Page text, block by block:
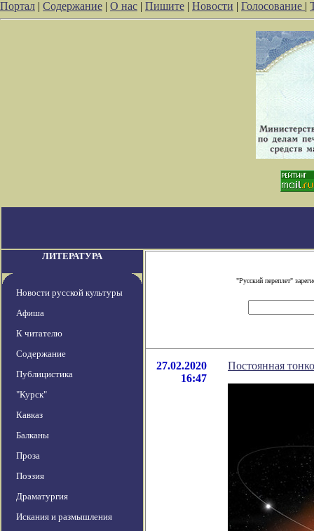
Портал | Содержание | О нас | Пишите | Новости | Голосование |
ЛИТЕРАТУРА
Новости русской культуры
Афиша
К читателю
Содержание
Публицистика
"Курск"
Кавказ
Балканы
Проза
Поэзия
Драматургия
Искания и размышления
"Русский переплет"
27.02.2020
16:47
Постоянная